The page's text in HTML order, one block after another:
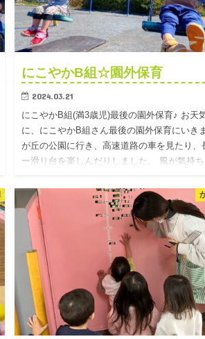
にこやかB組☆園外保育
2024.03.21
にこやかB組(満3歳児)最後の園外保育♪ お天
に、にこやかB組さん最後の園外保育にいき
が丘の公園に行き、高速道路の車を見たり、
ー滑り台を楽しんだりしました。 風が気持